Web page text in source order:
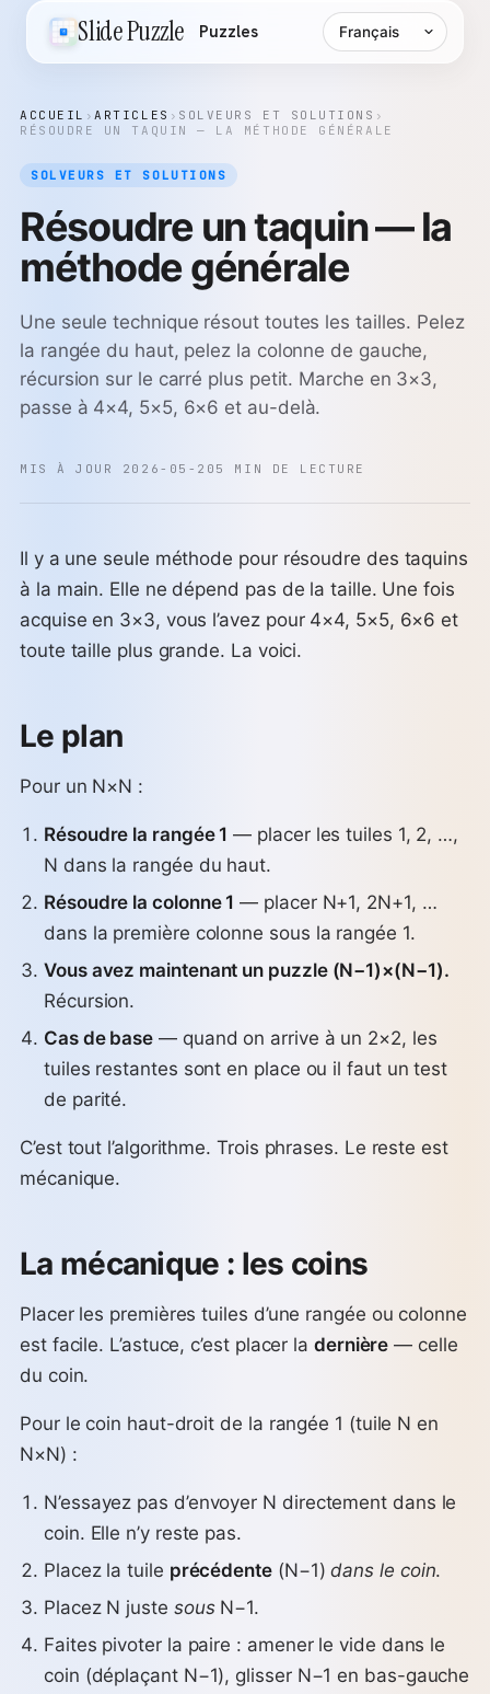
Slide Puzzle Puzzles Langue
ACCUEIL ›ARTICLES › SOLVEURS ET SOLUTIONS ›
RÉSOUDRE UN TAQUIN — LA MÉTHODE GÉNÉRALE
SOLVEURS ET SOLUTIONS
Résoudre un taquin — la
méthode générale
Une seule technique résout toutes les tailles. Pelez
la rangée du haut, pelez la colonne de gauche,
récursion sur le carré plus petit. Marche en 3×3,
passe à 4×4, 5×5, 6×6 et au-delà.
MIS À JOUR 2026-05-20 5 MIN DE LECTURE
Il y a une seule méthode pour résoudre des taquins
à la main. Elle ne dépend pas de la taille. Une fois
acquise en 3×3, vous l’avez pour 4×4, 5×5, 6×6 et
toute taille plus grande. La voici.
Le plan
Pour un N×N :
Résoudre la rangée 1 — placer les tuiles 1, 2, …,
N dans la rangée du haut.
Résoudre la colonne 1 — placer N+1, 2N+1, …
dans la première colonne sous la rangée 1.
Vous avez maintenant un puzzle (N−1)×(N−1).
Récursion.
Cas de base — quand on arrive à un 2×2, les
tuiles restantes sont en place ou il faut un test
de parité.
C’est tout l’algorithme. Trois phrases. Le reste est
mécanique.
La mécanique : les coins
Placer les premières tuiles d’une rangée ou colonne
est facile. L’astuce, c’est placer la dernière — celle
du coin.
Pour le coin haut-droit de la rangée 1 (tuile N en
N×N) :
N’essayez pas d’envoyer N directement dans le
coin. Elle n’y reste pas.
Placez la tuile précédente(N−1)dans le coin.
Placez N juste sousN−1.
Faites pivoter la paire : amener le vide dans le
coin (déplaçant N−1), glisser N−1 en bas-gauche